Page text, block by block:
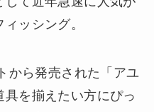
ッシング。
から発売された「アユ
を揃えたい方にぴっ